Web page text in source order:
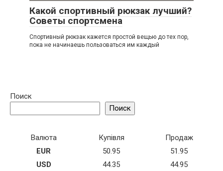
Какой спортивный рюкзак лучший?
Советы спортсмена
Спортивный рюкзак кажется простой вещью до тех пор,
пока не начинаешь пользоваться им каждый
Поиск
Поиск
Валюта Купівля
Продаж
EUR
50.95
51.95
USD
44.35 44.95